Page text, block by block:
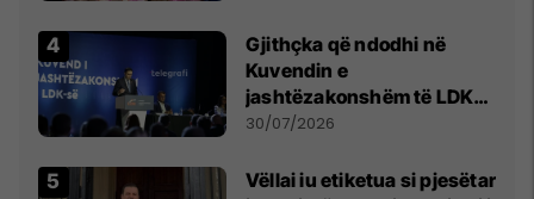
Gjithçka që ndodhi në
Kuvendin e
jashtëzakonshëm të LDK-
së
30/07/2026
Vëllai iu etiketua si pjesëtar